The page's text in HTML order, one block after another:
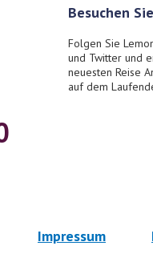
Besuchen
Folgen Sie
und Twitter und
neuesten Reise
auf dem
Impressum